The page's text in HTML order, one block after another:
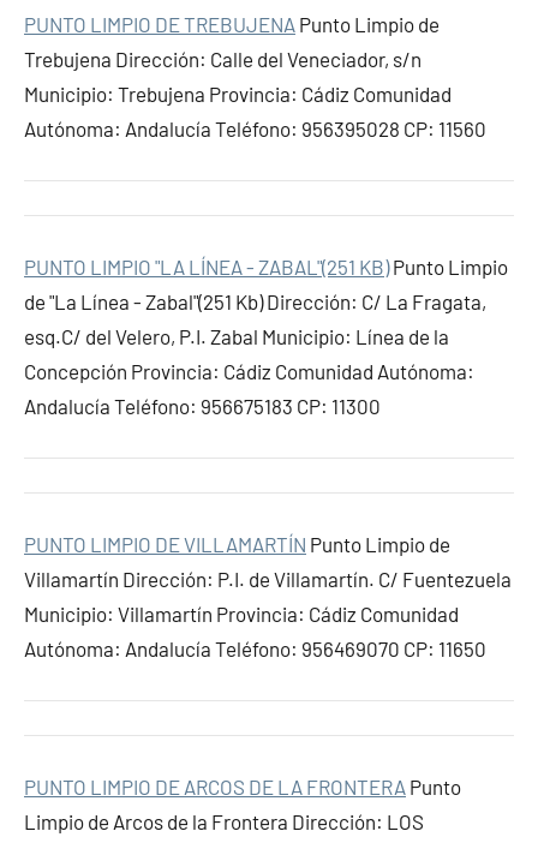
PUNTO LIMPIO DE TREBUJENA Punto Limpio de
Trebujena Dirección: Calle del Veneciador, s/n
Municipio: Trebujena Provincia: Cádiz Comunidad
Autónoma: Andalucía Teléfono: 956395028 CP: 11560
PUNTO LIMPIO "LA LÍNEA - ZABAL"(251 KB)Punto Limpio
de "La Línea - Zabal"(251 Kb) Dirección: C/ La Fragata,
esq.C/ del Velero, P.I. Zabal Municipio: Línea de la
Concepción Provincia: Cádiz Comunidad Autónoma:
Andalucía Teléfono: 956675183 CP: 11300
PUNTO LIMPIO DE VILLAMARTÍN Punto Limpio de
Villamartín Dirección: P.I. de Villamartín. C/ Fuentezuela
Municipio: Villamartín Provincia: Cádiz Comunidad
Autónoma: Andalucía Teléfono: 956469070 CP: 11650
PUNTO LIMPIO DE ARCOS DE LA FRONTERA Punto
Limpio de Arcos de la Frontera Dirección: LOS